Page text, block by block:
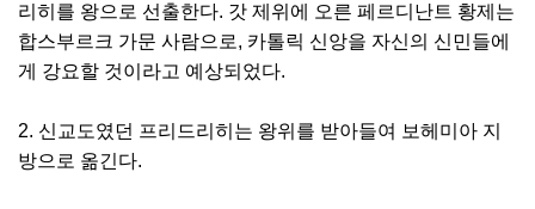
리히를 왕으로 선출한다. 갓 제위에 오른 페르디난트 황제는
합스부르크 가문 사람으로, 카톨릭 신앙을 자신의 신민들에
게 강요할 것이라고 예상되었다.
2. 신교도였던 프리드리히는 왕위를 받아들여 보헤미아 지
방으로 옮긴다.